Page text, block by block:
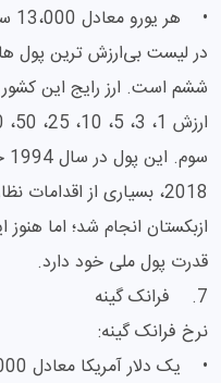
• هر یورو معادل 13،000 سوم
در لیست بی‌‌ارزش ‌ترین پول
ششم است. ارز رایج این
2018، بسیاری از
ازبکستان انجام شد؛ اما هنوز
قدرت پول ملی خود دارد.
7. فرانک گینه
نرخ فرانک گینه:
• یک دلار آمریکا معادل 8،000 فرانک